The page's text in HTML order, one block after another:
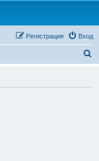
Вход
Регистрация